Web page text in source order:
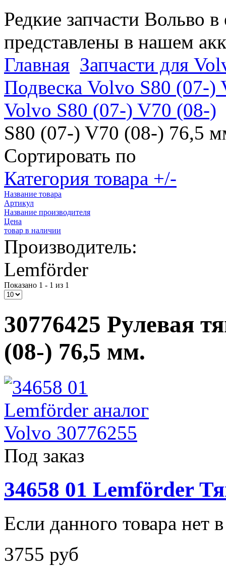
Редкие запчасти Вольво
представлены в нашем
Главная Запчасти для
Подвеска Volvo S80 (07-)
Volvo S80 (07-) V70 (08-)
S80 (07-) V70 (08-) 76,5
Сортировать по
Категория товара +/-
Название товара
Артикул
Название производителя
Цена
товар в наличии
Производитель:
Lemförder
Показано 1 - 1 из 1
30776425 Рулевая
(08-) 76,5 мм.
Под заказ
34658 01 Lemförder
Если данного товара нет
3755 руб